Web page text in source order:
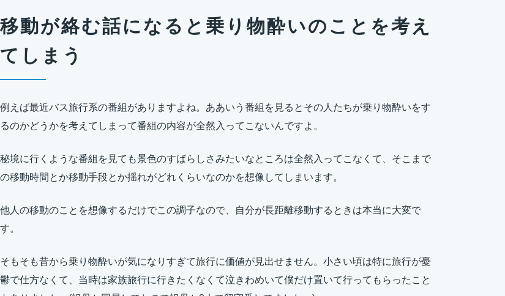
移動が絡む話になると乗り物酔いのことを考え
てしまう
例えば最近バス旅行系の番組がありますよね。ああいう番組を見るとその人たちが乗り物酔いをす
るのかどうかを考えてしまって番組の内容が全然入ってこないんですよ。
秘境に行くような番組を見ても景色のすばらしさみたいなところは全然入ってこなくて、そこまで
の移動時間とか移動手段とか揺れがどれくらいなのかを想像してしまいます。
他人の移動のことを想像するだけでこの調子なので、自分が長距離移動するときは本当に大変で
す。
そもそも昔から乗り物酔いが気になりすぎて旅行に価値が見出せません。小さい頃は特に旅行が憂
鬱で仕方なくて、当時は家族旅行に行きたくなくて泣きわめいて僕だけ置いて行ってもらったこと